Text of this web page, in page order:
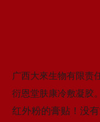
广西大來生物有限责
衍恩堂肤康冷敷凝胶。
红外粉的膏贴！没